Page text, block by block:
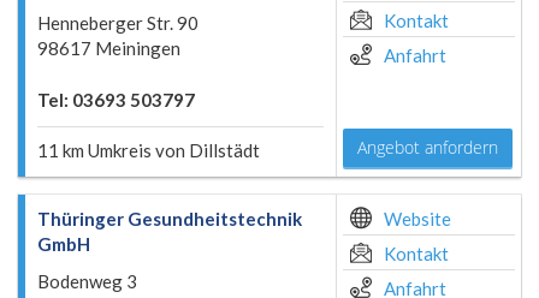
Henneberger Str. 90
98617 Meiningen
Tel: 03693 503797
11 km Umkreis von Dillstädt
Kontakt
Anfahrt
Angebot anfordern
Thüringer Gesundheitstechnik
GmbH
Bodenweg 3
Website
Kontakt
Anfahrt